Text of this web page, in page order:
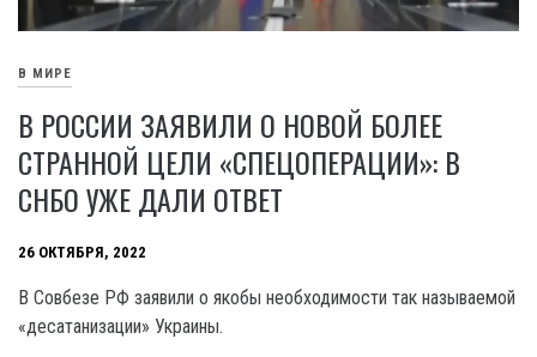
В МИРЕ
В РОССИИ ЗАЯВИЛИ О НОВОЙ БОЛЕЕ
СТРАННОЙ ЦЕЛИ «СПЕЦОПЕРАЦИИ»: В
СНБО УЖЕ ДАЛИ ОТВЕТ
26 ОКТЯБРЯ, 2022
В Совбезе РФ заявили о якобы необходимости так называемой
«десатанизации» Украины.